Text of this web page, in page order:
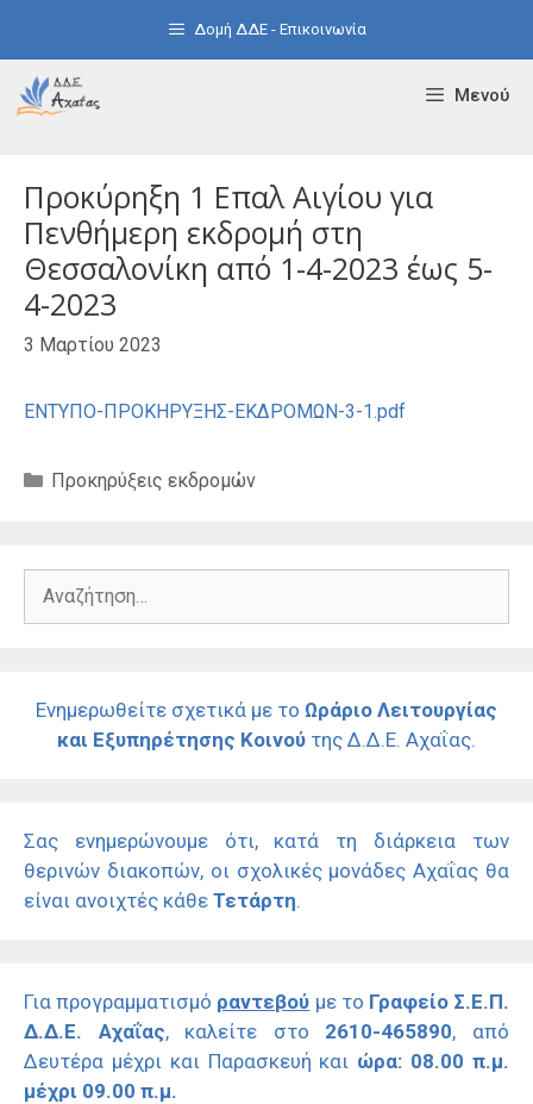
Δομή ΔΔΕ - Επικοινωνία
Μενού
Προκύρηξη 1 Επαλ Αιγίου για
Πενθήμερη εκδρομή στη
Θεσσαλονίκη από 1-4-2023 έως 5-
4-2023
3 Μαρτίου 2023
ΕΝΤΥΠΟ-ΠΡΟΚΗΡΥΞΗΣ-ΕΚΔΡΟΜΩΝ-3-1.pdf
Κατηγορίες
Προκηρύξεις εκδρομών
Αναζήτηση
Ενημερωθείτε σχετικά με το Ωράριο Λειτουργίας
και Εξυπηρέτησης Κοινού της Δ.Δ.Ε. Αχαΐας.
Σας ενημερώνουμε ότι, κατά τη διάρκεια των
θερινών διακοπών, οι σχολικές μονάδες Αχαΐας θα
είναι ανοιχτές κάθε Τετάρτη.
Για προγραμματισμό ραντεβού με το Γραφείο Σ.Ε.Π.
Δ.Δ.Ε. Αχαΐας, καλείτε στο 2610-465890, από
Δευτέρα μέχρι και Παρασκευή και ώρα: 08.00 π.μ.
μέχρι 09.00 π.μ.